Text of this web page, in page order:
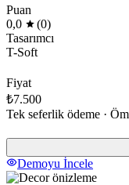
Puan
0,0
(0)
Tasarımcı
T-Soft
Fiyat
₺7.500
Tek seferlik ödeme ·
Demoyu İncele